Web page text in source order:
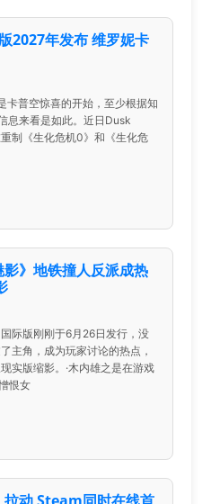
2027年发布 维罗妮卡
卡普空惊喜的开始，至少根据知
息来看是如此。近日Dusk
制《生化危机0》和《生化危
影》地铁撞人反派成热
际版刚刚于6月26日发行，没
主角，成为玩家讨论的热点，
实版缩影。·木内雄之是在游戏
恨女